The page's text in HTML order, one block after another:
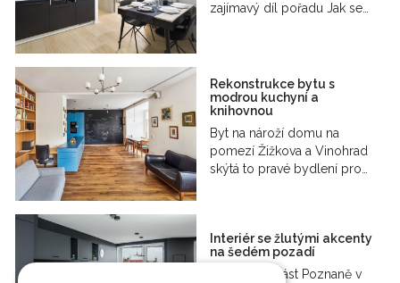
zajímavý díl pořadu Jak se…
Rekonstrukce bytu s
modrou kuchyní a
knihovnou
Byt na nároží domu na
pomezí Žižkova a Vinohrad
skýtá to pravé bydlení pro…
Interiér se žlutými akcenty
na šedém pozadí
Wilda, jižní část Poznaně v